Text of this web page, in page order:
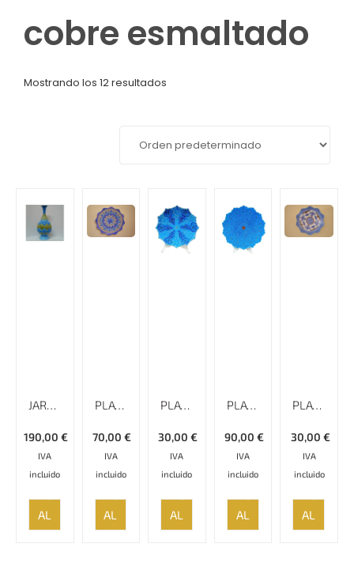
cobre esmaltado
Mostrando los 12 resultados
JARRÓN ESMALTADO CON RELIEVE MINAKARI, ALTURA DE 31 CM
€
190,00
IVA
incluido
AL
CARRITO
PLATO ESMALTADO CON RELIEVE Y BORDE ESPECIAL MINAKARI
€
70,00
IVA
incluido
AL
CARRITO
PLATO ESMALTADO LISO CON BORDE ESPECIAL MINAKARI, 18 CM
€
30,00
IVA
incluido
AL
CARRITO
PLATO ESMALTADO LISO CON BORDE ESPECIAL MINAKARI, 30 CM
€
90,00
IVA
incluido
AL
CARRITO
PLATO ESMALTADO LISO MINAKARI
€
30,00
IVA
incluido
AL
CARRITO